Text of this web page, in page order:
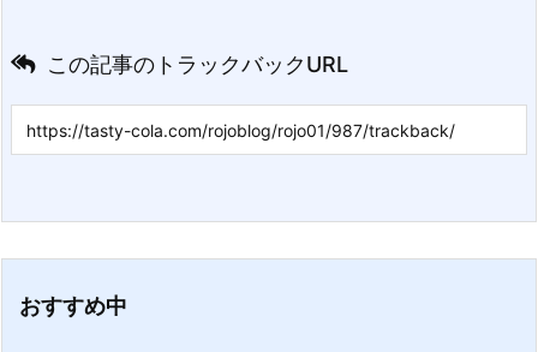
この記事のトラックバックURL
おすすめ中